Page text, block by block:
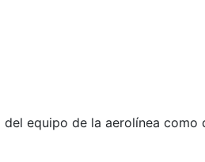
equipo de la aerolínea como